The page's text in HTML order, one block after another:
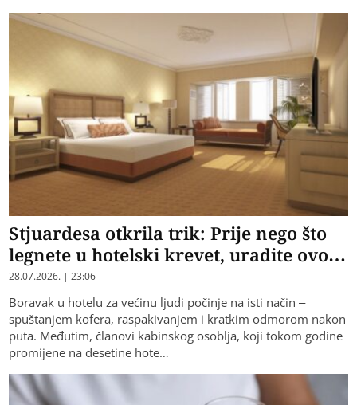
Stjuardesa otkrila trik: Prije nego što
legnete u hotelski krevet, uradite ovo…
28.07.2026. | 23:06
Boravak u hotelu za većinu ljudi počinje na isti način –
spuštanjem kofera, raspakivanjem i kratkim odmorom nakon
puta. Međutim, članovi kabinskog osoblja, koji tokom godine
promijene na desetine hote…